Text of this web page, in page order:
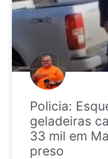
Policia:
geladeiras
33 mil em
preso